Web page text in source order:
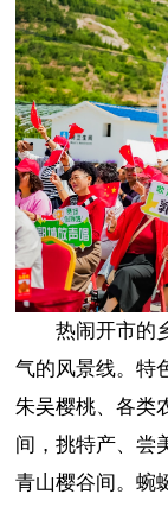
热闹开市的乡
气的风景线。特
朱吴樱桃、各类
间，挑特产、尝
青山樱谷间。蜿